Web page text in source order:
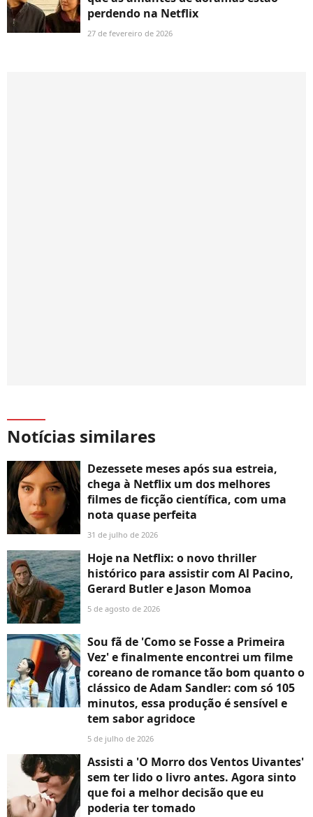
perdendo na Netflix
27 de fevereiro de 2026
Notícias similares
Dezessete meses após sua estreia,
chega à Netflix um dos melhores
filmes de ficção científica, com uma
nota quase perfeita
31 de julho de 2026
Hoje na Netflix: o novo thriller
histórico para assistir com Al Pacino,
Gerard Butler e Jason Momoa
5 de agosto de 2026
Sou fã de 'Como se Fosse a Primeira
Vez' e finalmente encontrei um filme
coreano de romance tão bom quanto o
clássico de Adam Sandler: com só 105
minutos, essa produção é sensível e
tem sabor agridoce
5 de julho de 2026
Assisti a 'O Morro dos Ventos Uivantes'
sem ter lido o livro antes. Agora sinto
que foi a melhor decisão que eu
poderia ter tomado